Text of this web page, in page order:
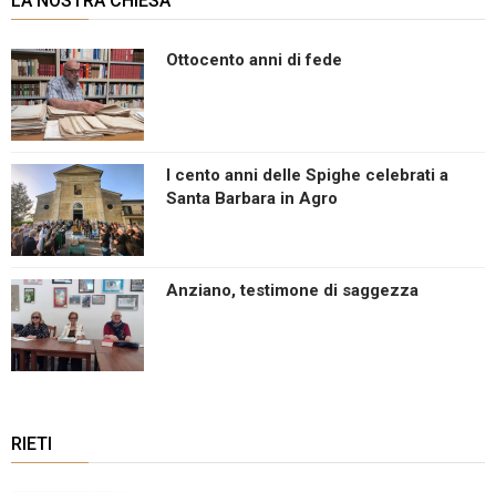
Ottocento anni di fede
I cento anni delle Spighe celebrati a
Santa Barbara in Agro
Anziano, testimone di saggezza
RIETI